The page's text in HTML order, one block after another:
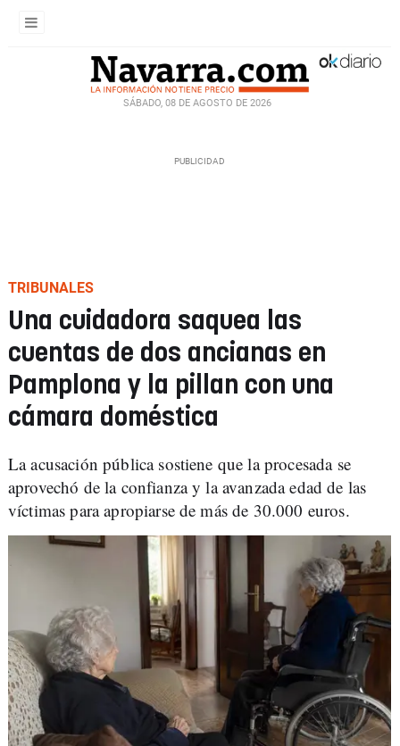
SÁBADO, 08 DE AGOSTO DE 2026
TRIBUNALES
Una cuidadora saquea las
cuentas de dos ancianas en
Pamplona y la pillan con una
cámara doméstica
La acusación pública sostiene que la procesada se
aprovechó de la confianza y la avanzada edad de las
víctimas para apropiarse de más de 30.000 euros.